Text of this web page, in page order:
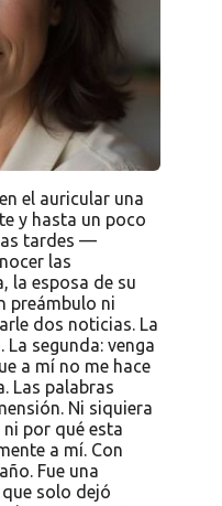
el auricular una
y hasta un poco
tardes —
las
la esposa de su
preámbulo ni
dos noticias. La
La segunda: venga
a mí no me hace
Las palabras
Ni siquiera
por qué esta
a mí. Con
Fue una
solo dejó